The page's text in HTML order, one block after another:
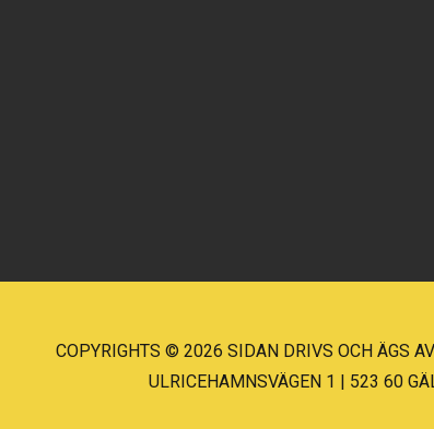
COPYRIGHTS © 2026 SIDAN DRIVS OCH ÄGS
ULRICEHAMNSVÄGEN 1 | 523 60